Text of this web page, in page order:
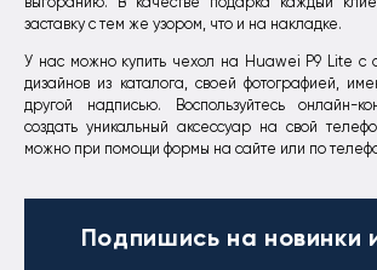
заставку с тем же узором, что и на накладке.
У нас можно купить чехол на Huawei P9 Lite с
дизайнов из каталога, своей фотографией,
другой надписью. Воспользуйтесь онлайн-
создать уникальный аксессуар на свой
можно при помощи формы на сайте или по
Подпишись на новинки